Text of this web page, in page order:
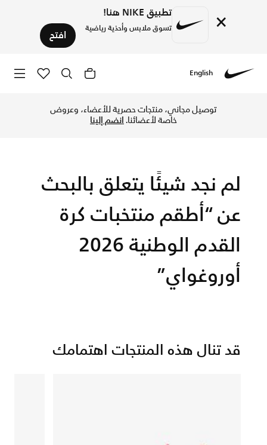
× تطبيق NIKE هنا!
تسوق ملابس وأحذية رياضية افتح
English
توصيل مجاني، منتجات حصرية للأعضاء، وعروض
خاصة لأعضائنا.انضم إلينا
لم نجد شيئًا يتعلق بالبحث
عن “أطقم منتخبات كرة
القدم الوطنية 2026
أوروغواي”
قد تنال هذه المنتجات اهتمامك